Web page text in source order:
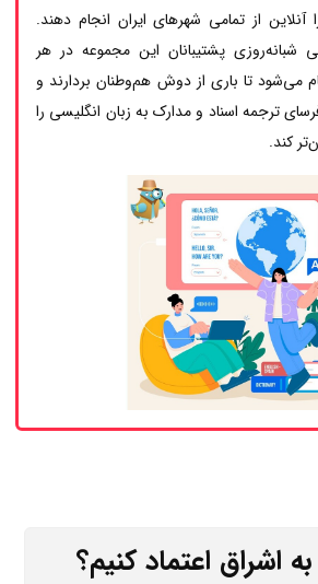
آنلاین از تمامی شهرهای ایران انجام دهند.
شبانه‌روزی پشتیبانان این مجموعه در هر
می‌شود تا باری از دوش هم‌وطنان بردارند و
ترجمه اسناد و مدارک به زبان انگلیسی را
کند.
اشراق اعتماد کنیم؟